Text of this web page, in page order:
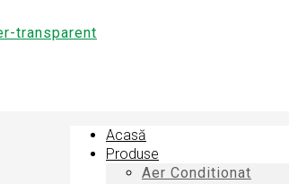
Acasă
Produse
Aer Conditionat